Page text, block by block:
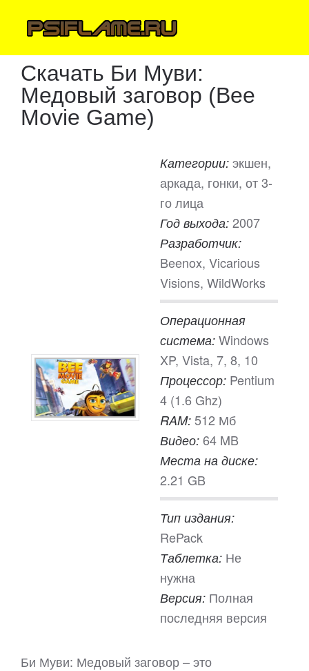
Скачать Би Муви:
Медовый заговор (Bee
Movie Game)
Категории: экшен,
аркада, гонки, от 3-
го лица
Год выхода: 2007
Разработчик:
Beenox, Vicarious
Visions, WildWorks
Операционная
система: Windows
XP, Vista, 7, 8, 10
Процессор: Pentium
4 (1.6 Ghz)
RAM: 512 Мб
Видео: 64 MB
Места на диске:
2.21 GB
Тип издания:
RePack
Таблетка: Не
нужна
Версия: Полная
последняя версия
Би Муви: Медовый заговор – это